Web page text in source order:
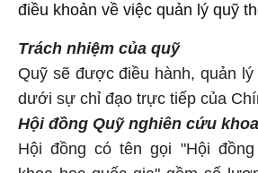
điều khoản về việc quản lý quỹ
Trách nhiệm của quỹ
Quỹ sẽ được điều hành, quản
dưới sự chỉ đạo trực tiếp của
Hội đồng Quỹ nghiên cứu
Hội đồng có tên gọi "Hội